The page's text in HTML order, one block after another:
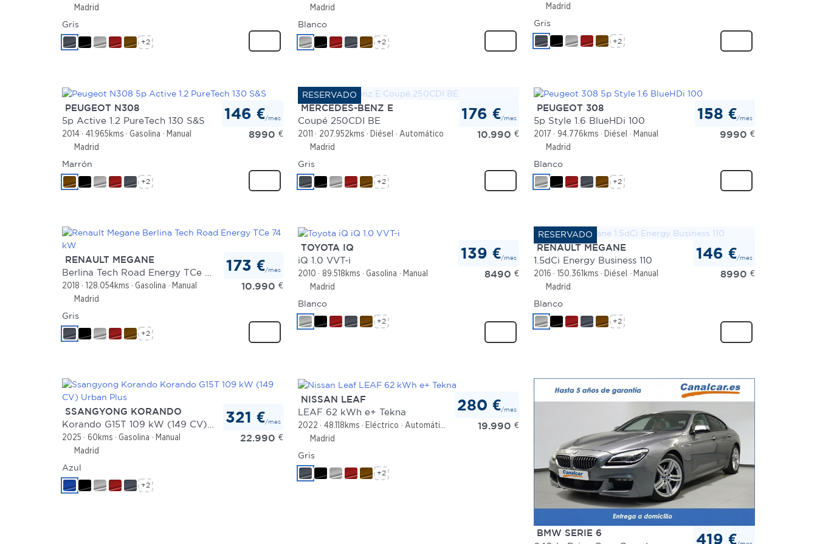
Madrid
Gris
+2
Madrid
Blanco
+2
Madrid
Gris
+2
PEUGEOT N308
5p Active 1.2 PureTech 130 S&S
2014 41.965kms Gasolina
Manual
Madrid
146 €/mes
8990 €
Marrón
+2
MERCEDES-BENZ E
Coupé 250CDI BE
2011 207.952kms Diésel
Automático
Madrid
176 €/mes
10.990 €
Gris
+2
PEUGEOT 308
5p Style 1.6 BlueHDi 100
2017 94.776kms Diésel
Manual
Madrid
158 €/mes
9990 €
Blanco
+2
RENAULT MEGANE
2018 128.054kms Gasolina
Manual
Madrid
173 €/mes
10.990 €
Gris
+2
TOYOTA IQ
iQ 1.0 VVT-i
2010 89.518kms Gasolina
Manual
Madrid
139 €/mes
8490 €
Blanco
+2
RENAULT MEGANE
1.5dCi Energy Business 110
2016 150.361kms Diésel
Manual
Madrid
146 €/mes
8990 €
Blanco
+2
SSANGYONG KORANDO
2025 60kms Gasolina
Manual
Madrid
321 €/mes
22.990 €
Azul
+2
NISSAN LEAF
LEAF 62 kWh e+ Tekna
2022 48.118kms Eléctrico
Automático
Madrid
280 €/mes
19.990 €
Gris
+2
BMW SERIE 6
419 €